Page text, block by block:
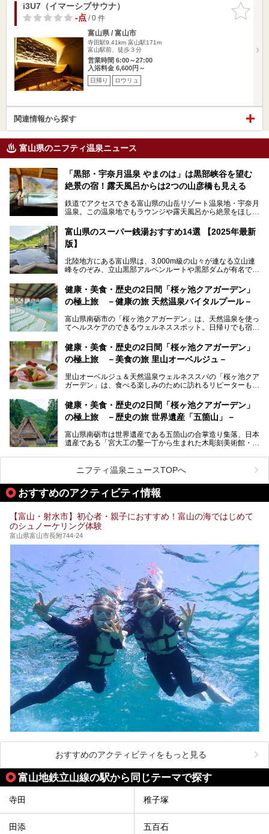
お気に入
りに追加
i3U7（イマーシブサウナ）
-点/ 0 件
富山県 / 富山市
寺田駅9.41km 富山駅171m
富山駅前、徒歩３分
営業時間 6:00～27:00
入浴料金 6,600円～
日帰り ロウリュ
関連情報から探す
富山県のニフティ温泉ニュース
「黒部・宇奈月温泉 やまのは」は黒部峡谷を望む
絶景の宿！露天風呂からは2つの山彦橋も見える
鉄道でアクセスできる富山県の山岳リゾート温泉地・宇奈月
温泉。この温泉地でもラウンジや露天風呂から絶景をほしい
の「黒部・宇奈月温泉 やまのは」。
自慢の眺望、温泉、居心地の良い客室、ビュッフェ式の食事
ます。日常から少し離れて、山懐で自然に癒されたいと思う
方にぴったりの温泉です。冬なら雪景色も絵になりますよ。
───
提供元：オリックス・ホテルマネジメント株式会社【PR】
この記事は黒部・宇奈月温泉 やまのはのPR記事です。
富山県のスーパー銭湯おすすめ14選 【2025年最新
版】
北陸地方にある富山県は、3,000m級の山々が連なる立山連
峰をのぞみ、立山黒部アルペンルートや黒部ダムが有名で
の（新鮮な）海の幸も見逃せません！
北陸新幹線が開業し、実は東京からも2時間ほどでアクセス
のいい天然温泉が豊富で、すぐにでも出かけたくなる施設が
満載ですよ。
健康・美食・歴史の2日間「桜ヶ池クアガーデン」
の極上旅 －健康の旅 天然温泉バイタルプール－
富山県南砺市の「桜ヶ池クアガーデン」は、天然温泉を使っ
てヘルスケアのできるウェルネススポット。日帰りでも宿泊
るので、ゆったり楽しみながら美しく健康に。
そんな「桜ヶ池クアガーデン」の天然温泉バイタルプールと
ートしたいと思います。
健康・美食・歴史の2日間「桜ヶ池クアガーデン」
の極上旅 －美食の旅 里山オーベルジュ－
里山オーベルジュ＆天然温泉ウェルネススパの「桜ヶ池クア
ガーデン」は、食べる楽しみのために訪れるリピーターも多
月、水はフレンチ、火、木は和食、土日はその両方がランチ
とディナーで味わえます。オリジナルのスイーツも評判で
す。
そんな「桜ヶ池クアガーデン」に宿泊して、食を満喫してき
たのでじっくりご紹介します！
健康・美食・歴史の2日間「桜ヶ池クアガーデン」
の極上旅 －歴史の旅 世界遺産「五箇山」－
富山県南砺市は世界遺産である五箇山の合掌造り集落、日本
遺産である「宮大工の鑿一丁から生まれた木彫刻美術館・井
小京都・城端と、とても魅力的な観光スポットがたくさんあ
ります。
城端の郊外に建つ里山オーベルジュ＆温泉ウェルネススパ
「桜ヶ池クアガーデン」に泊まって、歴史の旅にお出かけし
てみませんか？
ニフティ温泉ニュースTOPへ
おすすめのアクティビティ情報
【富山・射水市】初心者・親子におすすめ！富山の海ではじめて
のシュノーケリング体験
富山県富山市長附744-24
おすすめのアクティビティをもっと見る
富山地鉄立山線の駅から同じテーマで探す
寺田 稚子塚
田添 五百石